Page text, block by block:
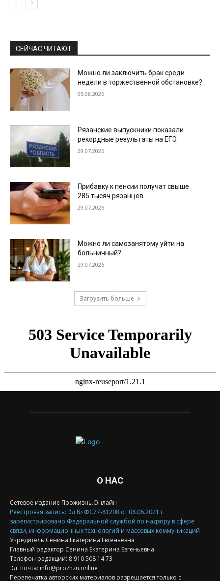
СЕЙЧАС ЧИТАЮТ
Можно ли заключить брак среди
недели в торжественной обстановке?
05.08.2026
Рязанские выпускники показали
рекордные результаты на ЕГЭ
29.07.2026
Прибавку к пенсии получат свыше
285 тысяч рязанцев
29.07.2026
Можно ли самозанятому уйти на
больничный?
29.07.2026
Загрузить больше
О НАС
Сетевое издание Прожизнь.Онлайн
Реестровая запись: Эл № ФС77-81208 от 08.06.2021 г.
зарегистрировано Федеральной службой по надзору в сфере
связи, информационных технологий и массовых коммуникаций
Учредитель Сенина Екатерина Евгеньевна
Главный редактор Сенина Екатерина Евгеньевна
Телефон редакции: 8 910 508 14 73
Эл. почта: info@prozhzn.online
Перепечатка авторских материалов разрешается только с